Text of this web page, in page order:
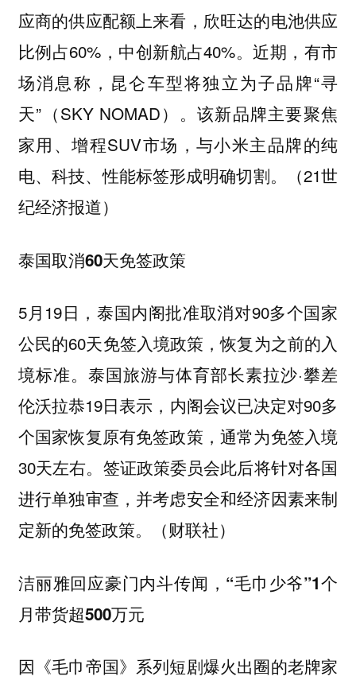
应商的供应配额上来看，欣旺达的电池供应
比例占60%，中创新航占40%。近期，有市
场消息称，昆仑车型将独立为子品牌“寻
天”（SKY NOMAD）。该新品牌主要聚焦
家用、增程SUV市场，与小米主品牌的纯
电、科技、性能标签形成明确切割。（21世
纪经济报道）
泰国取消60天免签政策
5月19日，泰国内阁批准取消对90多个国家
公民的60天免签入境政策，恢复为之前的入
境标准。泰国旅游与体育部长素拉沙·攀差
伦沃拉恭19日表示，内阁会议已决定对90多
个国家恢复原有免签政策，通常为免签入境
30天左右。签证政策委员会此后将针对各国
进行单独审查，并考虑安全和经济因素来制
定新的免签政策。（财联社）
洁丽雅回应豪门内斗传闻，“毛巾少爷”1个
月带货超500万元
因《毛巾帝国》系列短剧爆火出圈的老牌家